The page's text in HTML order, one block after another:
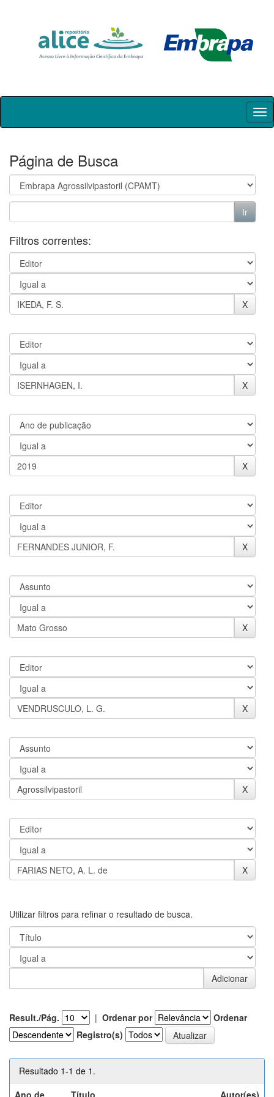
Skip
Página de Busca
Filtros correntes:
Utilizar filtros para refinar o resultado de busca.
Result./Pág. | Ordenar por
Ordenar
Registro(s)
Resultado 1-1 de 1.
Ano de
Título Autor(es)